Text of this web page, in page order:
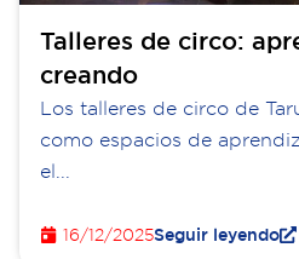
Talleres de circo:
creando
Los talleres de circo de
como espacios de
el...
16/12/2025Seguir leyendo